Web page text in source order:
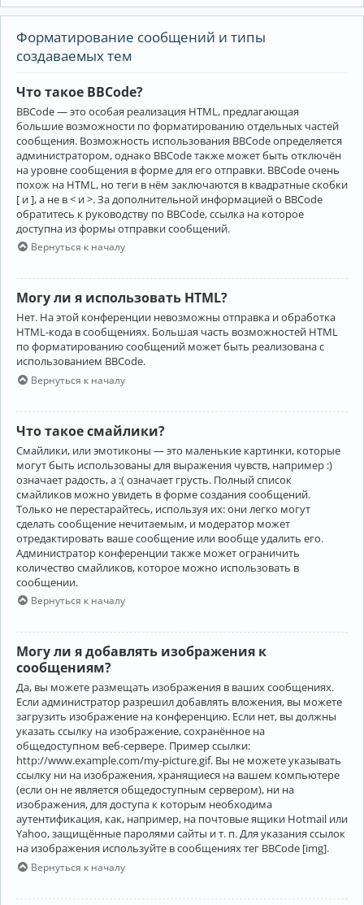
Форматирование сообщений и типы
создаваемых тем
Что такое BBCode?
BBCode — это особая реализация HTML, предлагающая
большие возможности по форматированию отдельных частей
сообщения. Возможность использования BBCode определяется
администратором, однако BBCode также может быть отключён
на уровне сообщения в форме для его отправки. BBCode очень
похож на HTML, но теги в нём заключаются в квадратные скобки
[ и ], а не в < и >. За дополнительной информацией о BBCode
обратитесь к руководству по BBCode, ссылка на которое
доступна из формы отправки сообщений.
Вернуться к началу
Могу ли я использовать HTML?
Нет. На этой конференции невозможны отправка и обработка
HTML-кода в сообщениях. Большая часть возможностей HTML
по форматированию сообщений может быть реализована с
использованием BBCode.
Вернуться к началу
Что такое смайлики?
Смайлики, или эмотиконы — это маленькие картинки, которые
могут быть использованы для выражения чувств, например :)
означает радость, а :( означает грусть. Полный список
смайликов можно увидеть в форме создания сообщений.
Только не перестарайтесь, используя их: они легко могут
сделать сообщение нечитаемым, и модератор может
отредактировать ваше сообщение или вообще удалить его.
Администратор конференции также может ограничить
количество смайликов, которое можно использовать в
сообщении.
Вернуться к началу
Могу ли я добавлять изображения к
сообщениям?
Да, вы можете размещать изображения в ваших сообщениях.
Если администратор разрешил добавлять вложения, вы можете
загрузить изображение на конференцию. Если нет, вы должны
указать ссылку на изображение, сохранённое на
общедоступном веб-сервере. Пример ссылки:
http://www.example.com/my-picture.gif. Вы не можете указывать
ссылку ни на изображения, хранящиеся на вашем компьютере
(если он не является общедоступным сервером), ни на
изображения, для доступа к которым необходима
аутентификация, как, например, на почтовые ящики Hotmail или
Yahoo, защищённые паролями сайты и т. п. Для указания ссылок
на изображения используйте в сообщениях тег BBCode [img].
Вернуться к началу